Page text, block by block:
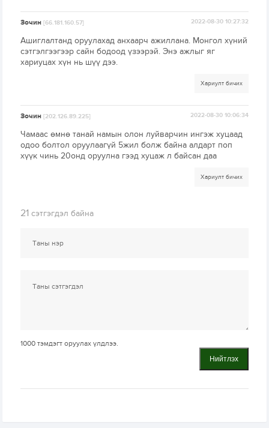
Зочин[66.181.160.57] 2022-08-30 10:27:32
Ашиглалтанд оруулахад анхаарч ажиллана. Монгол хүний
сэтгэлгээгээр сайн бодоод үзээрэй. Энэ ажлыг яг
хариуцах хүн нь шүү дээ.
Хариулт бичих
Зочин[202.126.89.225] 2022-08-30 10:06:34
Чамаас өмнө танай намын олон луйварчин ингэж хуцаад
одоо болтол оруулаагүй 5жил болж байна алдарт поп
хүүк чинь 20онд оруулна гээд хуцаж л байсан даа
Хариулт бичих
21 сэтгэгдэл байна
1000 тэмдэгт оруулах үлдлээ.
Нийтлэх